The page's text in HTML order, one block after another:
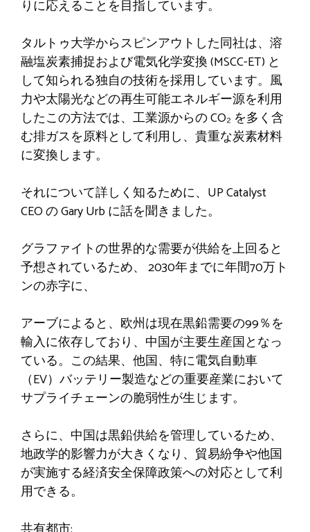
りに応えることを目指しています。
タルトゥ大学からスピンアウトした同社は、溶
融塩炭素捕捉および電気化学変換 (MSCC-ET) と
して知られる独自の技術を採用しています。風
力や太陽光などの再生可能エネルギー源を利用
したこの方法では、工業源からの CO₂ を多く含
む排ガスを原料として利用し、貴重な炭素材料
に変換します。
それについて詳しく知るために、UP Catalyst
CEO の Gary Urb に話を聞きました。
グラファイトの世界的な需要が供給を上回ると
予想されているため、 2030年までに年間70万ト
ンの赤字に、
アーブによると、欧州は現在黒鉛需要の99％を
輸入に依存しており、中国が主要生産国となっ
ている。この結果、他国、特に電気自動車
（EV）バッテリー製造などの重要産業において
サプライチェーンの脆弱性が生じます。
さらに、中国は黒鉛供給を管理しているため、
地政学的影響力が大きくなり、貿易紛争や他国
が実施する経済安全保障政策への対応として利
用できる。